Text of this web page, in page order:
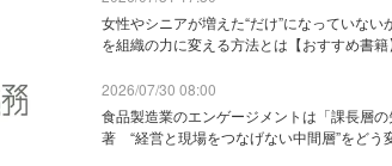
女性やシニアが増えた“だけ”になっていない
を組織の力に変える方法とは【おすすめ書籍
2026/07/30 08:00
食品製造業のエンゲージメントは「課長層
著 “経営と現場をつなげない中間層”をどう